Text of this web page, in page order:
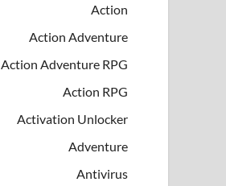
Action
Action Adventure
Action Adventure RPG
Action RPG
Activation Unlocker
Adventure
Antivirus